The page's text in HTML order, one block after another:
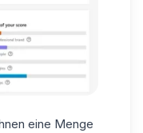
eine Menge